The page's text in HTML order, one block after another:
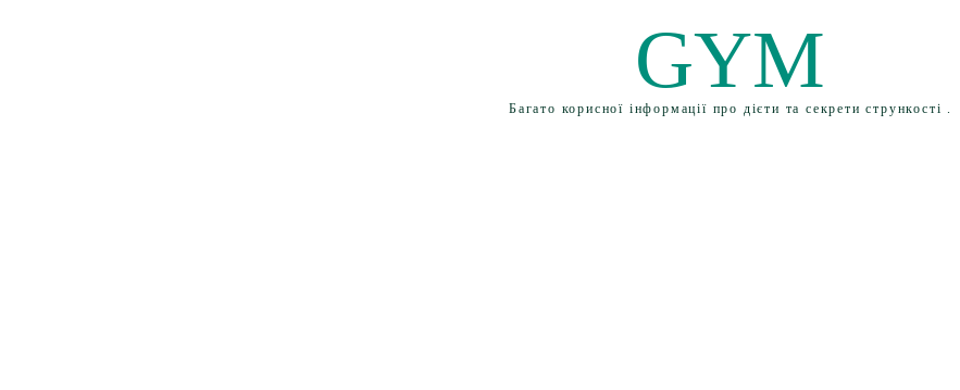
GYM
Багато корисної інформації про дієти та секрети стрункості .